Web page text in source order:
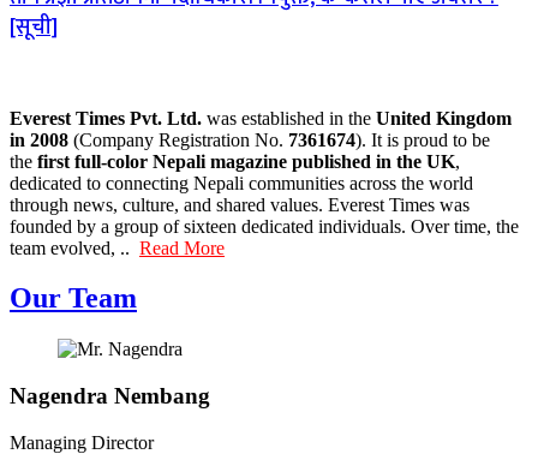
[सूची]
Everest Times Pvt. Ltd. was established in the United Kingdom
in 2008 (Company Registration No. 7361674). It is proud to be
the first full-color Nepali magazine published in the UK,
dedicated to connecting Nepali communities across the world
through news, culture, and shared values. Everest Times was
founded by a group of sixteen dedicated individuals. Over time, the
team evolved, .. Read More
Our Team
Nagendra Nembang
Managing Director